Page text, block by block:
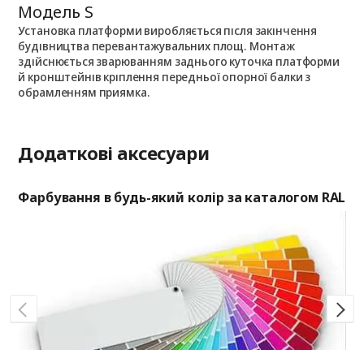
Модель S
Установка платформи виробляється після закінчення
будівництва перевантажувальних площ. Монтаж
здійснюється зварюванням заднього куточка платформи
й кронштейнів кріплення передньої опорної балки з
обрамленням приямка.
Додаткові аксесуари
Фарбування в будь-який колір за каталогом RAL